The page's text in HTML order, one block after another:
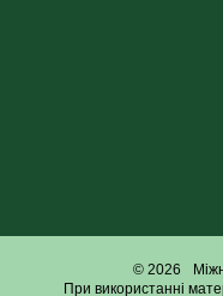
© 2026
При використанні